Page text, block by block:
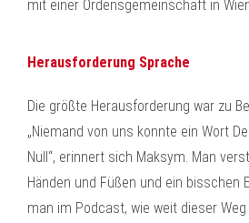
Herausforderung Sprache
Die größte Herausforderung war zu
„Niemand von uns konnte ein Wort
Null“, erinnert sich Maksym. Man
Händen und Füßen und ein bisschen
man im Podcast, wie weit dieser